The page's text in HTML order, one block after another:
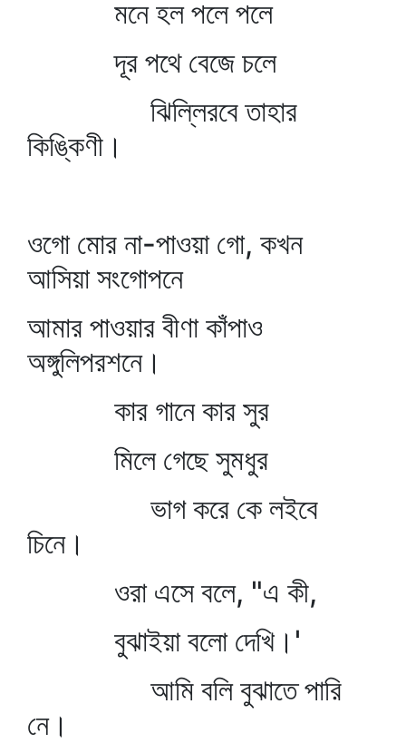
মনে হল পলে পলে
দূর পথে বেজে চলে
ঝিল্লিরবে তাহার
কিঙ্কিণী।
ওগো মোর না-পাওয়া গো, কখন
আসিয়া সংগোপনে
আমার পাওয়ার বীণা কাঁপাও
অঙ্গুলিপরশনে।
কার গানে কার সুর
মিলে গেছে সুমধুর
ভাগ করে কে লইবে
চিনে।
ওরা এসে বলে, "এ কী,
বুঝাইয়া বলো দেখি।'
আমি বলি বুঝাতে পারি
নে।